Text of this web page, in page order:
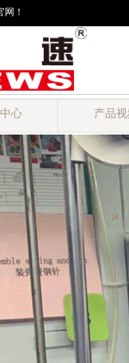
！
心 产品